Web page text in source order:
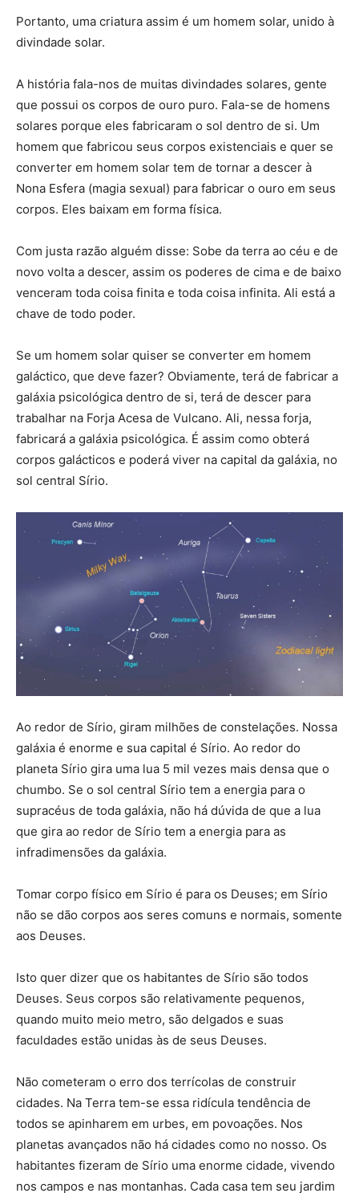
Portanto, uma criatura assim é um homem solar, unido à
divindade solar.
A história fala-nos de muitas divindades solares, gente
que possui os corpos de ouro puro. Fala-se de homens
solares porque eles fabricaram o sol dentro de si. Um
homem que fabricou seus corpos existenciais e quer se
converter em homem solar tem de tornar a descer à
Nona Esfera (magia sexual) para fabricar o ouro em seus
corpos. Eles baixam em forma física.
Com justa razão alguém disse: Sobe da terra ao céu e de
novo volta a descer, assim os poderes de cima e de baixo
venceram toda coisa finita e toda coisa infinita. Ali está a
chave de todo poder.
Se um homem solar quiser se converter em homem
galáctico, que deve fazer? Obviamente, terá de fabricar a
galáxia psicológica dentro de si, terá de descer para
trabalhar na Forja Acesa de Vulcano. Ali, nessa forja,
fabricará a galáxia psicológica. É assim como obterá
corpos galácticos e poderá viver na capital da galáxia, no
sol central Sírio.
Ao redor de Sírio, giram milhões de constelações. Nossa
galáxia é enorme e sua capital é Sírio. Ao redor do
planeta Sírio gira uma lua 5 mil vezes mais densa que o
chumbo. Se o sol central Sírio tem a energia para o
supracéus de toda galáxia, não há dúvida de que a lua
que gira ao redor de Sírio tem a energia para as
infradimensões da galáxia.
Tomar corpo físico em Sírio é para os Deuses; em Sírio
não se dão corpos aos seres comuns e normais, somente
aos Deuses.
Isto quer dizer que os habitantes de Sírio são todos
Deuses. Seus corpos são relativamente pequenos,
quando muito meio metro, são delgados e suas
faculdades estão unidas às de seus Deuses.
Não cometeram o erro dos terrícolas de construir
cidades. Na Terra tem-se essa ridícula tendência de
todos se apinharem em urbes, em povoações. Nos
planetas avançados não há cidades como no nosso. Os
habitantes fizeram de Sírio uma enorme cidade, vivendo
nos campos e nas montanhas. Cada casa tem seu jardim